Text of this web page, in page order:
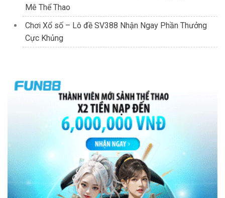
Mê Thể Thao
Chơi Xổ số – Lô đề SV388 Nhận Ngay Phần Thưởng
Cực Khủng